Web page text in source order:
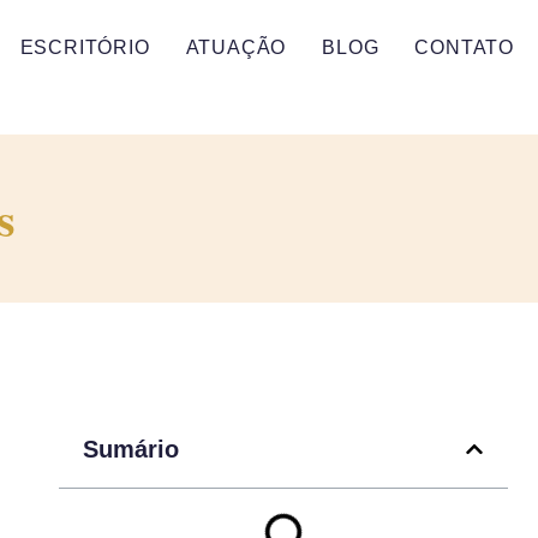
ESCRITÓRIO ATUAÇÃO BLOG CONTATO
Sumário